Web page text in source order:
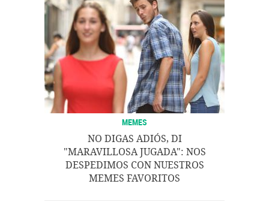
MEMES
NO DIGAS ADIÓS, DI
"MARAVILLOSA JUGADA": NOS
DESPEDIMOS CON NUESTROS
MEMES FAVORITOS